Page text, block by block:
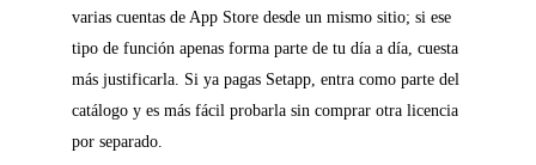
varias cuentas de App Store desde un mismo sitio; si ese
tipo de función apenas forma parte de tu día a día, cuesta
más justificarla. Si ya pagas Setapp, entra como parte del
catálogo y es más fácil probarla sin comprar otra licencia
por separado.